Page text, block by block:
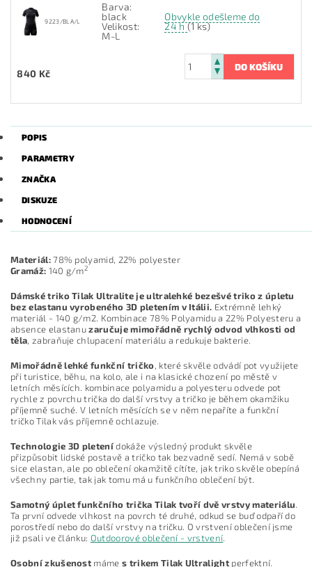
9223/BLA/L
Barva:
black
Velikost:
M-L
Obvykle odešleme do
24 h(1 ks)
840 Kč
POPIS
PARAMETRY
ZNAČKA
DISKUZE
HODNOCENÍ
Materiál:78% polyamid, 22% polyester
Gramáž: 140 g/m2
Dámské triko Tilak Ultralite je ultralehké bezešvé triko z úpletu
bez elastanu vyrobeného 3D pletením v Itálii. Extrémně lehký
materiál - 140 g/m2. Kombinace 78% Polyamidu a 22% Polyesteru a
absence elastanuzaručuje mimořádně rychlý odvod vlhkosti od
těla, zabraňuje chlupacení materiálu a redukuje bakterie.
Mimořádně lehké funkční tričko, které skvěle odvádí pot využijete
při turistice, běhu, na kolo, ale i na klasické chození po městě v
letních měsících. kombinace polyamidu a polyesteru odvede pot
rychle z povrchu trička do další vrstvy a tričko je během okamžiku
příjemně suché. V letních měsících se v něm nepaříte a funkční
tričko Tilak vás příjemně ochlazuje.
Technologie 3D pletenídokáže výsledný produkt skvěle
přizpůsobit lidské postavě a tričko tak bezvadně sedí. Nemá v sobě
sice elastan, ale po oblečení okamžitě cítíte, jak triko skvěle obepíná
všechny partie, tak jak tomu má u funkčního oblečení být.
Samotný úplet funkčního trička Tilak tvoří dvě vrstvy materiálu.
Ta první odvede vlhkost na povrch té druhé, odkud se buď odpaří do
porostředí nebo do další vrstvy na tričku. O vrstvení oblečení jsme
již psali ve článku: Outdoorové oblečení - vrstvení.
Osobní zkušenost mámes trikem Tilak Ultralight perfektní.